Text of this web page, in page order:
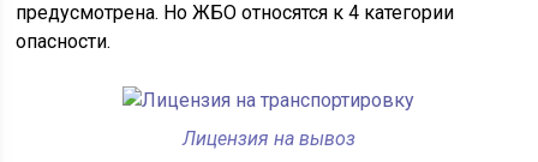
предусмотрена. Но ЖБО относятся к 4 категории
опасности.
Лицензия на вывоз